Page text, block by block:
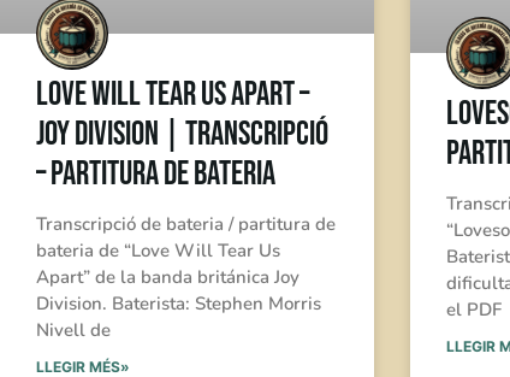
Love Will Tear Us Apart –
Joy Division | Transcripció
– Partitura de Bateria
Transcripció de bateria / partitura de
bateria de “Love Will Tear Us
Apart” de la banda británica Joy
Division. Baterista: Stephen Morris
Nivell de
LLEGIR MÉS»
el PDF
LLEGIR